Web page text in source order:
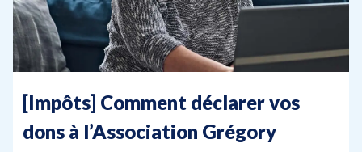
[Impôts] Comment déclarer vos
dons à l’Association Grégory